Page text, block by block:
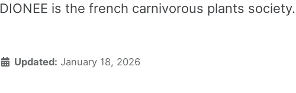
DIONEE is the french carnivorous plants society.
Updated: January 18, 2026